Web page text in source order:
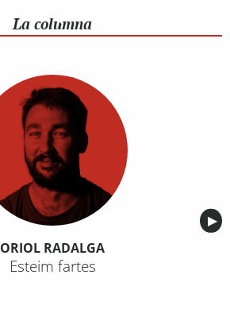
La columna
▶︎
ORIOL RADALGA
Esteim fartes